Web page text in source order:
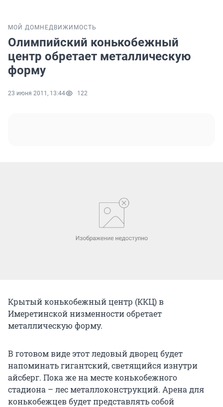
МОЙ ДОМ НЕДВИЖИМОСТЬ
Олимпийский конькобежный
центр обретает металлическую
форму
23 июня 2011, 13:44 122
Крытый конькобежный центр (ККЦ) в
Имеретинской низменности обретает
металлическую форму.
В готовом виде этот ледовый дворец будет
напоминать гигантский, светящийся изнутри
айсберг. Пока же на месте конькобежного
стадиона – лес металлоконструкций. Арена для
конькобежцев будет представлять собой